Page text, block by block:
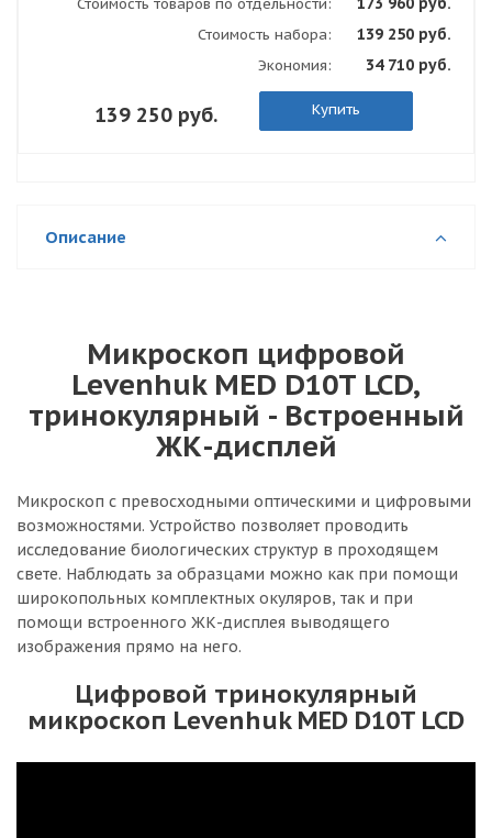
Стоимость товаров по отдельности:
Стоимость набора: 139 250 руб.
Экономия: 34 710 руб.
139 250 руб. Купить
Описание
Микроскоп цифровой
Levenhuk MED D10T LCD,
тринокулярный - Встроенный
ЖК-дисплей
Микроскоп с превосходными оптическими и цифровыми
возможностями. Устройство позволяет проводить
исследование биологических структур в проходящем
свете. Наблюдать за образцами можно как при помощи
широкопольных комплектных окуляров, так и при
помощи встроенного ЖК-дисплея выводящего
изображения прямо на него.
Цифровой тринокулярный
микроскоп Levenhuk MED D10T LCD